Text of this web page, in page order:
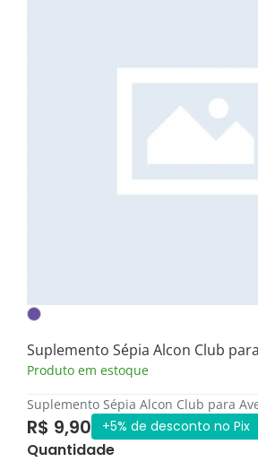
Suplemento Sépia Alcon Club
Produto em estoque
Suplemento Sépia Alcon Club para
R$ 9,90 +5% de desconto no Pix
Quantidade